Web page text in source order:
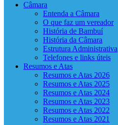
Câmara
Entenda a Câmara
O que faz um vereador
História de Bambuí
História da Câmara
Estrutura Administrativa
Telefones e links úteis
Resumos e Atas
Resumos e Atas 2026
Resumos e Atas 2025
Resumos e Atas 2024
Resumos e Atas 2023
Resumos e Atas 2022
Resumos e Atas 2021